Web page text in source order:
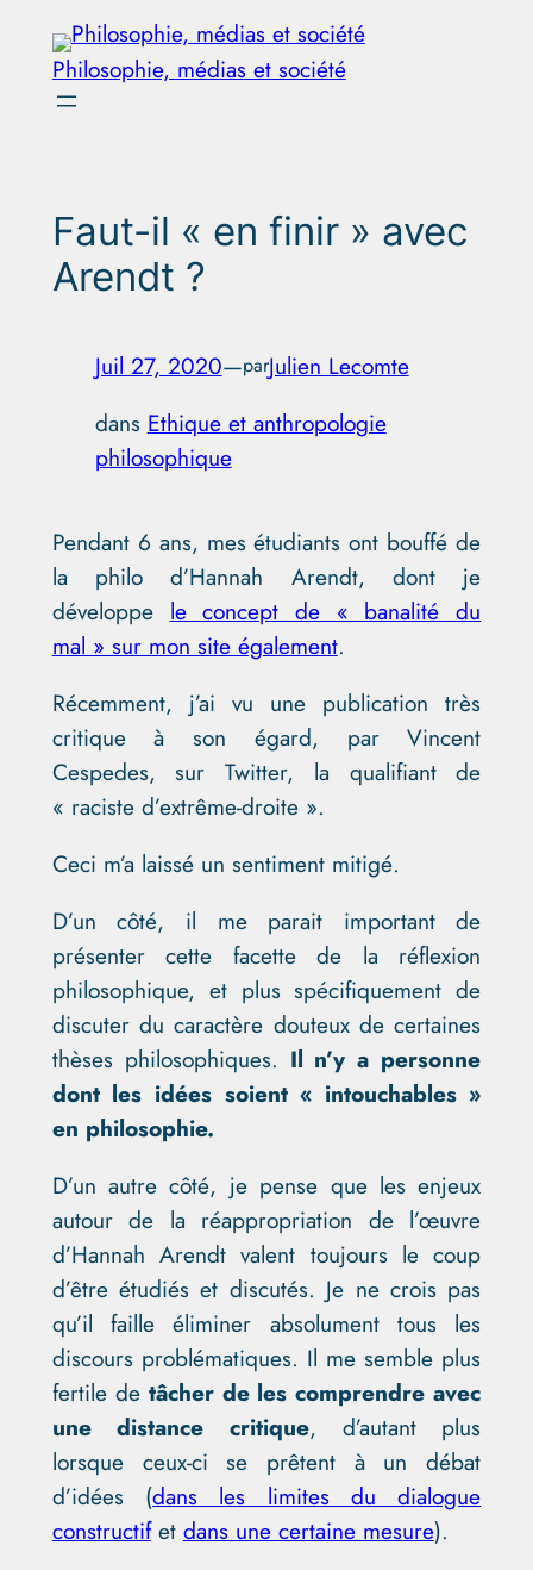
Aller
contenu
Philosophie, médias et société
Faut-il « en finir » avec
Arendt ?
Juil 27, 2020—parJulien Lecomte
dans Ethique et anthropologie
philosophique
Pendant 6 ans, mes étudiants ont bouffé de
la philo d’Hannah Arendt, dont je
développe le concept de « banalité du
mal » sur mon site également.
Récemment, j’ai vu une publication très
critique à son égard, par Vincent
Cespedes, sur Twitter, la qualifiant de
« raciste d’extrême-droite ».
Ceci m’a laissé un sentiment mitigé.
D’un côté, il me parait important de
présenter cette facette de la réflexion
philosophique, et plus spécifiquement de
discuter du caractère douteux de certaines
thèses philosophiques. Il n’y a personne
dont les idées soient « intouchables »
en philosophie.
D’un autre côté, je pense que les enjeux
autour de la réappropriation de l’œuvre
d’Hannah Arendt valent toujours le coup
d’être étudiés et discutés. Je ne crois pas
qu’il faille éliminer absolument tous les
discours problématiques. Il me semble plus
fertile detâcher de les comprendre avec
une distance critique, d’autant plus
lorsque ceux-ci se prêtent à un débat
d’idées (dans les limites du dialogue
constructifet dans une certaine mesure).